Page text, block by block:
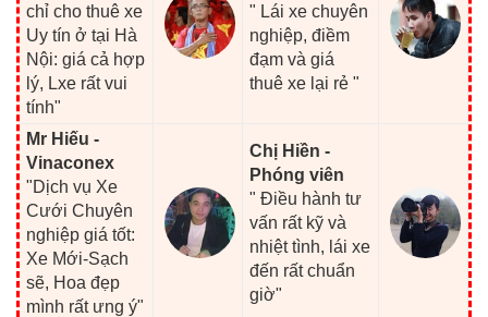
chỉ cho thuê xe
Uy tín ở tại Hà
Nội: giá cả hợp
lý, Lxe rất vui
tính"
" Lái xe chuyên
nghiệp, điềm
đạm và giá
thuê xe lại rẻ "
Mr Hiếu -
Vinaconex
"Dịch vụ Xe
Cưới Chuyên
nghiệp giá tốt:
Xe Mới-Sạch
sẽ, Hoa đẹp
mình rất ưng ý"
Chị Hiền -
Phóng viên
" Điều hành tư
vấn rất kỹ và
nhiệt tình, lái xe
đến rất chuẩn
giờ"